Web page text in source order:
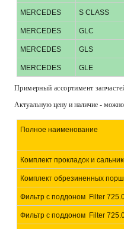
MERCEDES S CLASS
MERCEDES GLC
MERCEDES GLS
MERCEDES GLE
Примерный ассортимент
Актуальную цену и наличие - можно
Полное наименование
Комплект прокладок и
Комплект обрезиненных
Фильтр с поддоном Filter
Фильтр с поддоном Filter